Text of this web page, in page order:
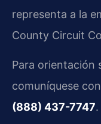
representa a la
County Circuit
Para orientación
comuníquese con
(888) 437-7747.